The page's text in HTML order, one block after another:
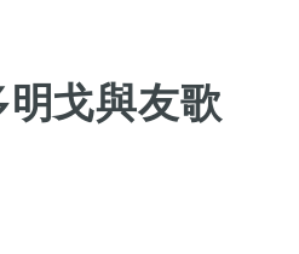
明戈與友歌